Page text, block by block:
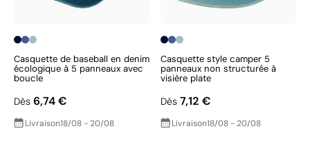
Casquette de baseball en denim
écologique à 5 panneaux avec
boucle
Dès 6,74 €
Livraison18/08 - 20/08
Casquette style camper 5
panneaux non structurée à
visière plate
Dès 7,12 €
Livraison18/08 - 20/08